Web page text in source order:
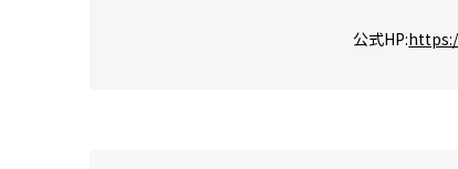
公式HP: